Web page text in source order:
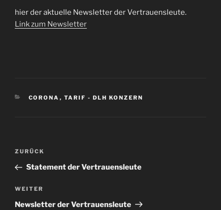
hier der aktuelle Newsletter der Vertrauensleute.
Link zum Newsletter
KATEGORIEN
CORONA , TARIF - DLH KONZERN
Beitragsnavigation
Vorheriger
Beitrag
ZURÜCK
Statement der Vertrauensleute
Nächster
Beitrag
WEITER
Newsletter der Vertrauensleute